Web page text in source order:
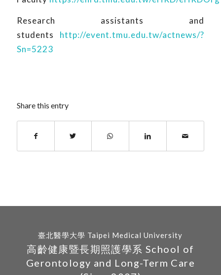
Research assistants and
students http://event.tmu.edu.tw/actnews/?
Sn=5223
Share this entry
臺北醫學大學 Taipei Medical University
高齡健康暨長期照護學系 School of
Gerontology and Long-Term Care